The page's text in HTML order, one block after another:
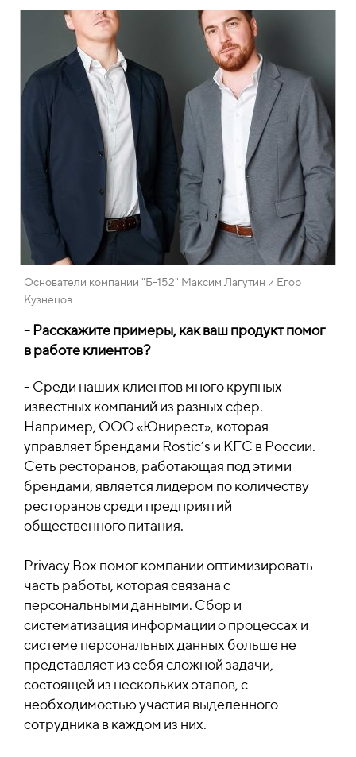
Основатели компании "Б-152" Максим Лагутин и Егор
Кузнецов
- Расскажите примеры, как ваш продукт помог
в работе клиентов?
- Среди наших клиентов много крупных
известных компаний из разных сфер.
Например, ООО «Юнирест», которая
управляет брендами Rostic’s и KFC в России.
Сеть ресторанов, работающая под этими
брендами, является лидером по количеству
ресторанов среди предприятий
общественного питания.
Privacy Box помог компании оптимизировать
часть работы, которая связана с
персональными данными. Сбор и
систематизация информации о процессах и
системе персональных данных больше не
представляет из себя сложной задачи,
состоящей из нескольких этапов, с
необходимостью участия выделенного
сотрудника в каждом из них.